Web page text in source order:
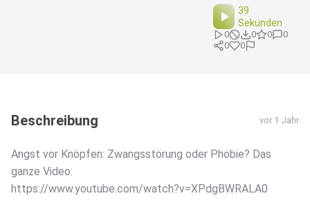
39
Sekunden
0 0 0
0
0
0
Beschreibung vor 1 Jahr
Angst vor Knöpfen: Zwangsstörung oder Phobie? Das
ganze Video:
https://www.youtube.com/watch?v=XPdgBWRALA0